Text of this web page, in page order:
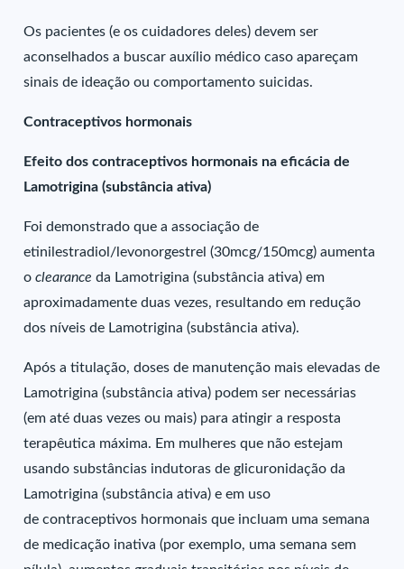
Os pacientes (e os cuidadores deles) devem ser
aconselhados a buscar auxílio médico caso apareçam
sinais de ideação ou comportamento suicidas.
Contraceptivos hormonais
Efeito dos contraceptivos hormonais na eficácia de
Lamotrigina (substância ativa)
Foi demonstrado que a associação de
etinilestradiol/levonorgestrel (30mcg/150mcg) aumenta
oclearance da Lamotrigina (substância ativa) em
aproximadamente duas vezes, resultando em redução
dos níveis de Lamotrigina (substância ativa).
Após a titulação, doses de manutenção mais elevadas de
Lamotrigina (substância ativa) podem ser necessárias
(em até duas vezes ou mais) para atingir a resposta
terapêutica máxima. Em mulheres que não estejam
usando substâncias indutoras de glicuronidação da
Lamotrigina (substância ativa) e em uso
de contraceptivos hormonais que incluam uma semana
de medicação inativa (por exemplo, uma semana sem